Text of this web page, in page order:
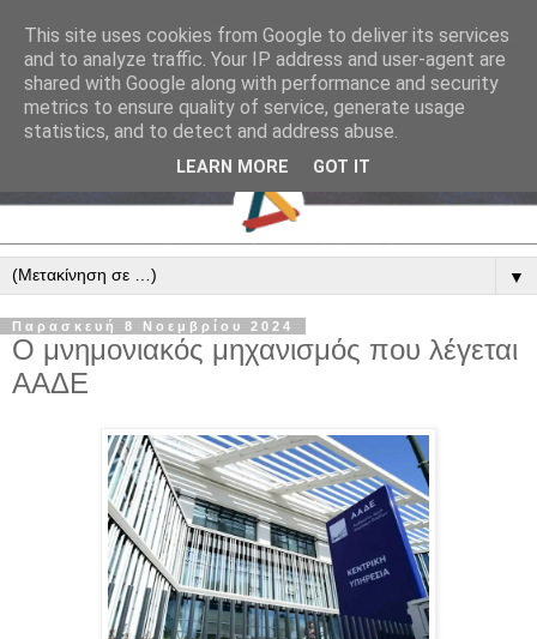
▼
Παρασκευή 8 Νοεμβρίου 2024
Ο μνημονιακός μηχανισμός που λέγεται
ΑΑΔΕ
This site uses cookies from Google to deliver its services
and to analyze traffic. Your IP address and user-agent are
shared with Google along with performance and security
metrics to ensure quality of service, generate usage
statistics, and to detect and address abuse.
LEARN MORE GOT IT